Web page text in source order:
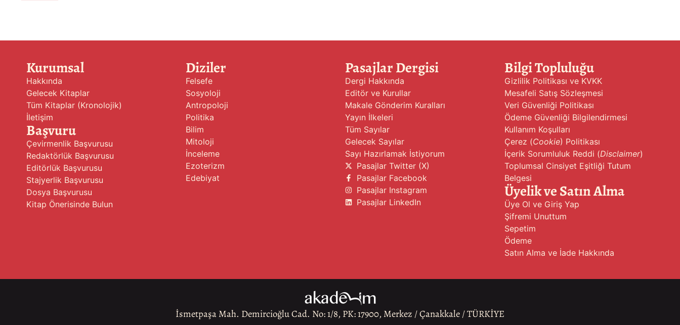
Kurumsal
Hakkında
Gelecek Kitaplar
Tüm Kitaplar (Kronolojik)
İletişim
Başvuru
Çevirmenlik Başvurusu
Redaktörlük Başvurusu
Editörlük Başvurusu
Stajyerlik Başvurusu
Dosya Başvurusu
Kitap Önerisinde Bulun
Diziler
Felsefe
Sosyoloji
Antropoloji
Politika
Bilim
Mitoloji
İnceleme
Ezoterizm
Edebiyat
Pasajlar Dergisi
Dergi Hakkında
Editör ve Kurullar
Makale Gönderim Kuralları
Yayın İlkeleri
Tüm Sayılar
Gelecek Sayılar
Sayı Hazırlamak İstiyorum
Pasajlar Twitter (X)
Pasajlar Facebook
Pasajlar Instagram
Pasajlar LinkedIn
Bilgi Topluluğu
Gizlilik Politikası ve KVKK
Mesafeli Satış Sözleşmesi
Veri Güvenliği Politikası
Ödeme Güvenliği Bilgilendirmesi
Kullanım Koşulları
Çerez (Cookie) Politikası
İçerik Sorumluluk Reddi (Disclaimer)
Toplumsal Cinsiyet Eşitliği Tutum
Belgesi
Üyelik ve Satın Alma
Üye Ol ve Giriş Yap
Şifremi Unuttum
Sepetim
Ödeme
Satın Alma ve İade Hakkında
İsmetpaşa Mah. Demircioğlu Cad. No: 1/8, PK: 17900, Merkez / Çanakkale / TÜRKİYE